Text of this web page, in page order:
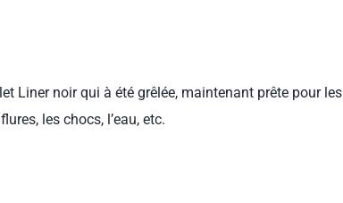
Liner noir qui à été grêlée, maintenant prête pour les
les chocs, l’eau, etc.